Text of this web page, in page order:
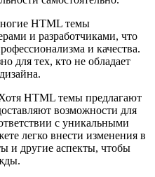
HTML темы
и разработчиками, что
и качества.
для тех, кто не обладает
HTML темы предлагают
возможности для
с уникальными
легко внести изменения в
и другие аспекты, чтобы